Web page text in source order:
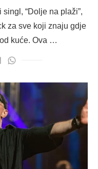
“Dolje na plaži”,
za sve koji znaju gdje
kuće. Ova …